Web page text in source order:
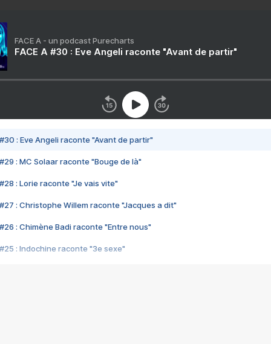
FACE A - un podcast Purecharts
FACE A #30 : Eve Angeli raconte "Avant de partir"
#30 : Eve Angeli raconte "Avant de partir"
#29 : MC Solaar raconte "Bouge de là"
#28 : Lorie raconte "Je vais vite"
#27 : Christophe Willem raconte "Jacques a dit"
#26 : Chimène Badi raconte "Entre nous"
#25 : Indochine raconte "3e sexe"